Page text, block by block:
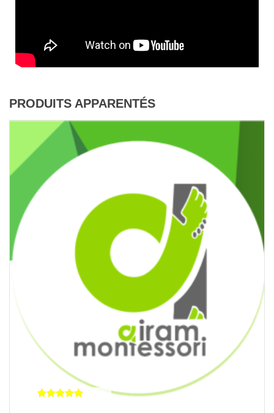
PRODUITS APPARENTÉS